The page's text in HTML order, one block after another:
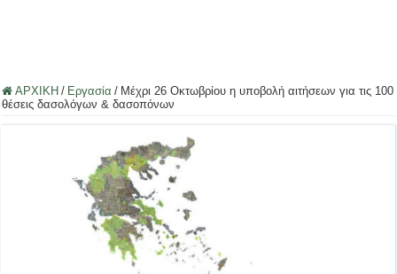
ΑΡΧΙΚΗ / Εργασία / Μέχρι 26 Οκτωβρίου η υποβολή αιτήσεων για τις 100
θέσεις δασολόγων & δασοπόνων